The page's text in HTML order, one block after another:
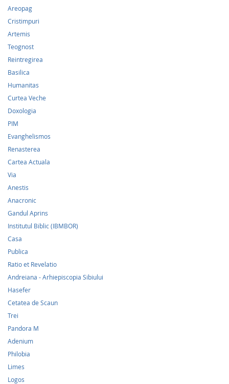
Areopag
Cristimpuri
Artemis
Teognost
Reintregirea
Basilica
Humanitas
Curtea Veche
Doxologia
PIM
Evanghelismos
Renasterea
Cartea Actuala
Via
Anestis
Anacronic
Gandul Aprins
Institutul Biblic (IBMBOR)
Casa
Publica
Ratio et Revelatio
Andreiana - Arhiepiscopia Sibiului
Hasefer
Cetatea de Scaun
Trei
Pandora M
Adenium
Philobia
Limes
Logos